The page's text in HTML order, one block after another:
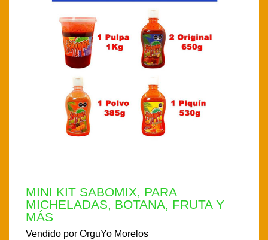
MINI KIT SABOMIX, PARA
MICHELADAS, BOTANA, FRUTA Y
MÁS
Vendido por OrguYo Morelos